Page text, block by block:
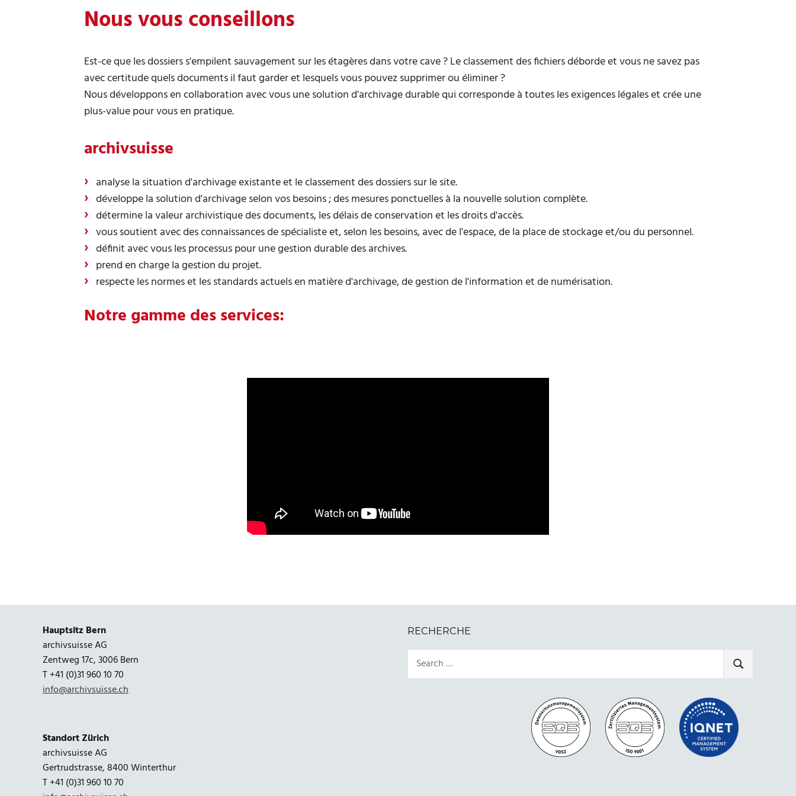
Nous vous conseillons
Est-ce que les dossiers s'empilent sauvagement sur les étagères dans votre cave ? Le classement des fichiers déborde et vous ne savez pas
avec certitude quels documents il faut garder et lesquels vous pouvez supprimer ou éliminer ?
Nous développons en collaboration avec vous une solution d'archivage durable qui corresponde à toutes les exigences légales et crée une
plus-value pour vous en pratique.
archivsuisse
analyse la situation d'archivage existante et le classement des dossiers sur le site.
développe la solution d'archivage selon vos besoins ; des mesures ponctuelles à la nouvelle solution complète.
détermine la valeur archivistique des documents, les délais de conservation et les droits d'accès.
vous soutient avec des connaissances de spécialiste et, selon les besoins, avec de l'espace, de la place de stockage et/ou du personnel.
définit avec vous les processus pour une gestion durable des archives.
prend en charge la gestion du projet.
respecte les normes et les standards actuels en matière d'archivage, de gestion de l'information et de numérisation.
Notre gamme des services:
Hauptsitz Bern
archivsuisse AG
Zentweg 17c, 3006 Bern
T +41 (0)31 960 10 70
info@archivsuisse.ch
Standort Zürich
archivsuisse AG
Gertrudstrasse, 8400 Winterthur
T +41 (0)31 960 10 70
RECHERCHE
for:
SEARCH